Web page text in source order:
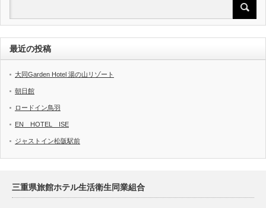
最近の投稿
大同Garden Hotel 湯の山リゾート
朝日館
ロードイン鳥羽
EN HOTEL ISE
ジャストイン松阪駅前
三重県旅館ホテル生活衛生同業組合